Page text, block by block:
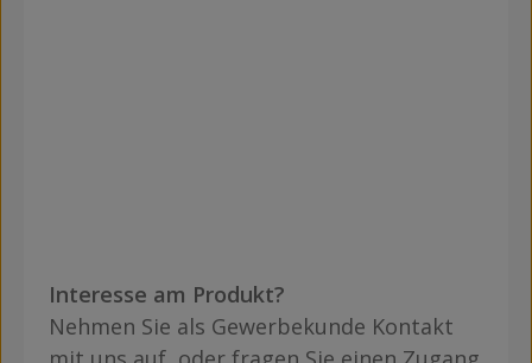
Interesse am Produkt?
Nehmen Sie als Gewerbekunde Kontakt